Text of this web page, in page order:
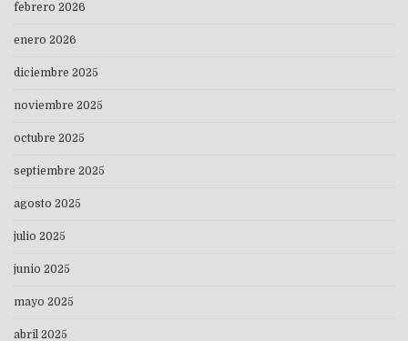
febrero 2026
enero 2026
diciembre 2025
noviembre 2025
octubre 2025
septiembre 2025
agosto 2025
julio 2025
junio 2025
mayo 2025
abril 2025